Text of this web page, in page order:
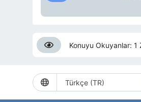
Konuyu Okuyanlar: 1